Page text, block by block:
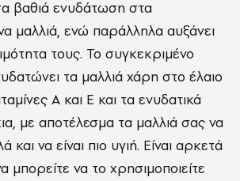
βαθιά ενυδάτωση στα
μαλλιά, ενώ παράλληλα αυξάνει
τους. Το συγκεκριμένο
τα μαλλιά χάρη στο έλαιο
Α και E και τα ενυδατικά
με αποτέλεσμα τα μαλλιά σας να
και να είναι πιο υγιή. Είναι αρκετά
μπορείτε να το χρησιμοποιείτε